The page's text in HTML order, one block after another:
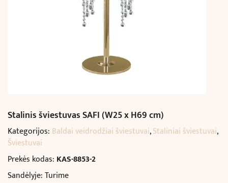
Stalinis šviestuvas SAFI (W25 x H69 cm)
Kategorijos: Baldai veidrodžiai šviestuvai,Staliniai šviestuvai,
Šviestuvai
Prekės kodas: KAS-8853-2
Sandėlyje: Turime